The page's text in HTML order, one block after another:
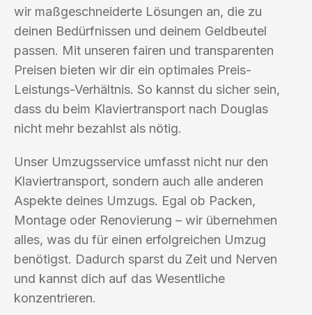
wir maßgeschneiderte Lösungen an, die zu
deinen Bedürfnissen und deinem Geldbeutel
passen. Mit unseren fairen und transparenten
Preisen bieten wir dir ein optimales Preis-
Leistungs-Verhältnis. So kannst du sicher sein,
dass du beim Klaviertransport nach Douglas
nicht mehr bezahlst als nötig.
Unser Umzugsservice umfasst nicht nur den
Klaviertransport, sondern auch alle anderen
Aspekte deines Umzugs. Egal ob Packen,
Montage oder Renovierung – wir übernehmen
alles, was du für einen erfolgreichen Umzug
benötigst. Dadurch sparst du Zeit und Nerven
und kannst dich auf das Wesentliche
konzentrieren.